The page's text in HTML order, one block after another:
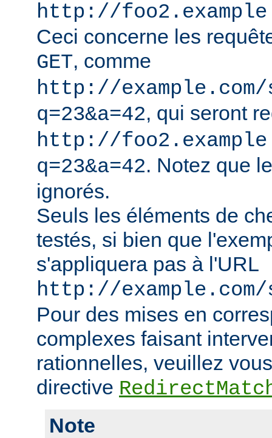
http://
Ceci concerne les
GET, comme
http://
q=23&a=42, qui seront
http://
q=23&a=42. Notez que
ignorés.
Seuls les éléments de
testés, si bien que
s'appliquera pas à l'URL
http://
Pour des mises en
complexes faisant
rationnelles, veuillez
directive
Note